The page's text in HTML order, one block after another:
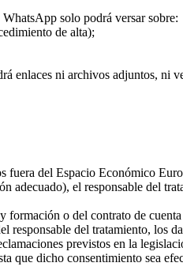
solo podrá versar sobre:
de alta);
enlaces ni archivos adjuntos, ni
fuera del Espacio Económico
adecuado), el responsable del
o del contrato de
del tratamiento, los
previstos en la
que dicho consentimiento sea